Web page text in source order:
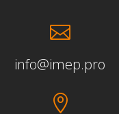

info@imep.pro
